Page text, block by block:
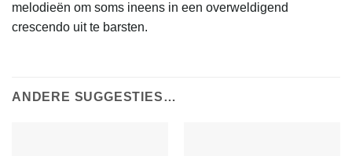
melodieën om soms ineens in een overweldigend
crescendo uit te barsten.
ANDERE SUGGESTIES…